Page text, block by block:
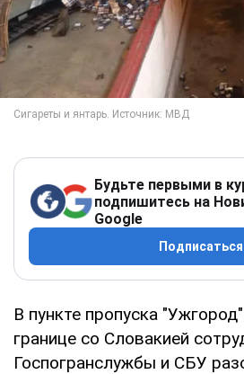
Будьте первыми в
подпишитесь на
Google
Подписаться
В пункте пропуска
границе со Словакией
Госпогранслужбы и СБУ